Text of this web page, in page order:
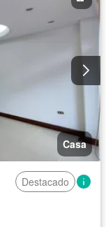
Casa
Destacado